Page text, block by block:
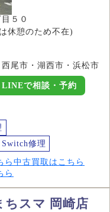
５０
休憩のため不在)
尾市・湖西市・浜松市
LINEで相談・予約
修理
ら 中古買取はこちら
ら
ちスマ 岡崎店